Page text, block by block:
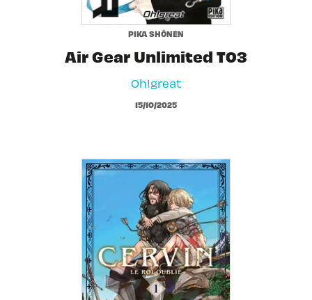
PIKA SHÔNEN
Air Gear Unlimited T03
Oh!great
15/10/2025